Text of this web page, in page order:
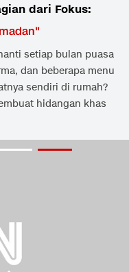
dari Fokus:
"
setiap bulan puasa
dan beberapa menu
sendiri di rumah?
hidangan khas